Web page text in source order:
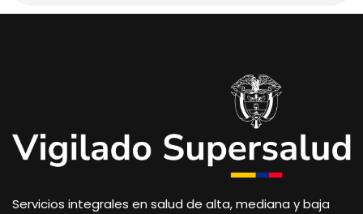
Servicios integrales en salud de alta, mediana y baja